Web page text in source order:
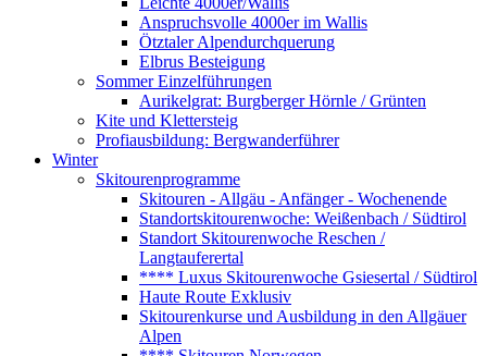
Anspruchsvolle 4000er im Wallis
Ötztaler Alpendurchquerung
Elbrus Besteigung
Sommer Einzelführungen
Aurikelgrat: Burgberger Hörnle / Grünten
Kite und Klettersteig
Profiausbildung: Bergwanderführer
Winter
Skitourenprogramme
Skitouren - Allgäu - Anfänger - Wochenende
Standortskitourenwoche: Weißenbach / Südtirol
Standort Skitourenwoche Reschen /
Langtauferertal
**** Luxus Skitourenwoche Gsiesertal / Südtirol
Haute Route Exklusiv
Skitourenkurse und Ausbildung in den Allgäuer
Alpen